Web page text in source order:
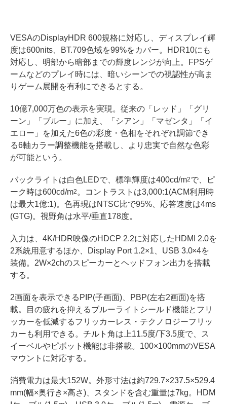
VESAのDisplayHDR 600規格に対応し、ディスプレイ輝
度は600nits、BT.709色域を99%をカバー。HDR10にも
対応し、明部から暗部までの輝度レンジが向上。FPSゲ
ームなどのプレイ時には、暗いシーンでの視認性が高ま
りゲーム展開を有利にできるとする。
10億7,000万色の表示を実現。従来の「レッド」「グリ
ーン」「ブルー」に加え、「シアン」「マゼンタ」「イ
エロー」を加えた6色の彩度・色相をそれぞれ調節でき
る6軸カラー調整機能を搭載し、より忠実で自然な色彩
が可能という。
バックライトは白色LEDで、標準輝度は400cd/m2で、ピ
ーク時は600cd/m2 。コントラストは3,000:1(ACM利用時
は最大1億:1)。色再現はNTSC比で95%、応答速度は4ms
(GTG)。視野角は水平/垂直178度。
入力は、4K/HDR映像のHDCP 2.2に対応したHDMI 2.0を
2系統用意するほか、Display Port 1.2×1、USB 3.0×4を
装備。2W×2chのスピーカーとヘッドフォン出力を搭載
する。
2画面を表示できるPIP(子画面)、PBP(左右2画面)を搭
載。目の疲れを抑えるブルーライトシールド機能とフリ
ッカーを低減するフリッカーレス・テクノロジーフリッ
カーも利用できる。チルト角は上11.5度/下3.5度で、ス
イーベルやピボット機能は非搭載。100×100mmのVESA
マウントに対応する。
消費電力は最大152W。外形寸法は約729.7×237.5×529.4
mm(幅×奥行き×高さ)、スタンドを含む重量は7kg。HDM